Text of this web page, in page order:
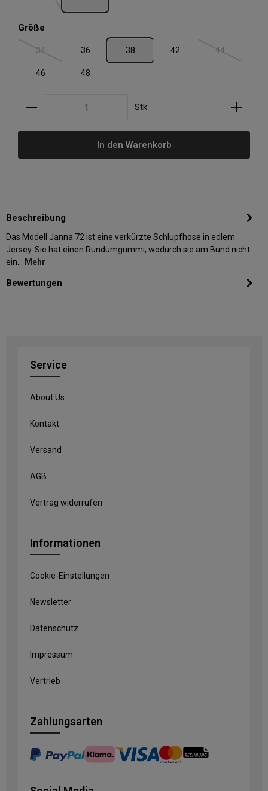
Größe
34(Diese Option ist zurzeit nicht verfügbar.)
36 38 42 44(Diese
46 48
Produkt Anzahl: Gib den gewünschten Wert ein
Stk
In den Warenkorb
Beschreibung
Das Modell Janna 72 ist eine verkürzte Schlupfhose in edlem
Jersey. Sie hat einen Rundumgummi, wodurch sie am Bund nicht
ein…
Mehr
Bewertungen
Service
About Us
Kontakt
Versand
AGB
Vertrag widerrufen
Informationen
Cookie-Einstellungen
Newsletter
Datenschutz
Impressum
Vertrieb
Zahlungsarten